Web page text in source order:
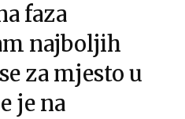
faza
najboljih
za mjesto u
je na